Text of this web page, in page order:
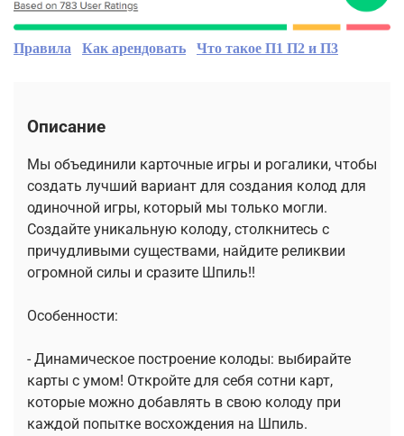
Правила Как арендовать Что такое П1 П2 и П3
Описание
Мы объединили карточные игры и рогалики, чтобы
создать лучший вариант для создания колод для
одиночной игры, который мы только могли.
Создайте уникальную колоду, столкнитесь с
причудливыми существами, найдите реликвии
огромной силы и сразите Шпиль!!
Особенности:
- Динамическое построение колоды: выбирайте
карты с умом! Откройте для себя сотни карт,
которые можно добавлять в свою колоду при
каждой попытке восхождения на Шпиль.